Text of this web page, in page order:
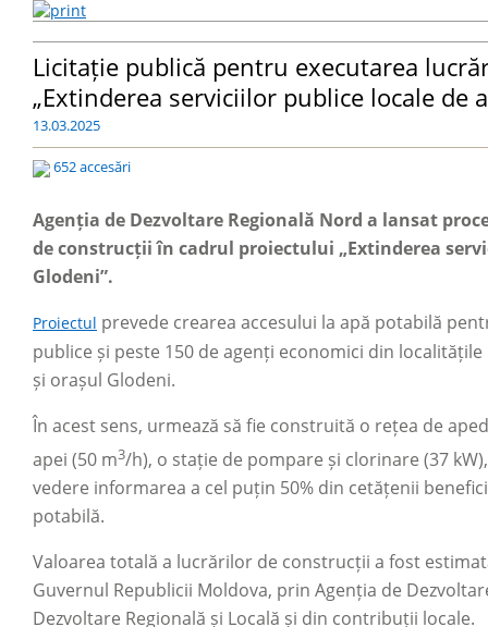
Licitație publică pentru executarea
„Extinderea serviciilor publice locale de
13.03.2025
652 accesări
Agenția de Dezvoltare Regională Nord a lansat
de construcții în cadrul proiectului „Extinderea
Glodeni”.
Proiectul prevede crearea accesului la apă potabilă
publice și peste 150 de agenți economici din
și orașul Glodeni.
În acest sens, urmează să fie construită o rețea de
apei (50 m3/h), o stație de pompare și clorinare (37
vedere informarea a cel puțin 50% din cetățenii
potabilă.
Valoarea totală a lucrărilor de construcții a fost
Guvernul Republicii Moldova, prin Agenția de
Dezvoltare Regională și Locală și din contribuții locale.